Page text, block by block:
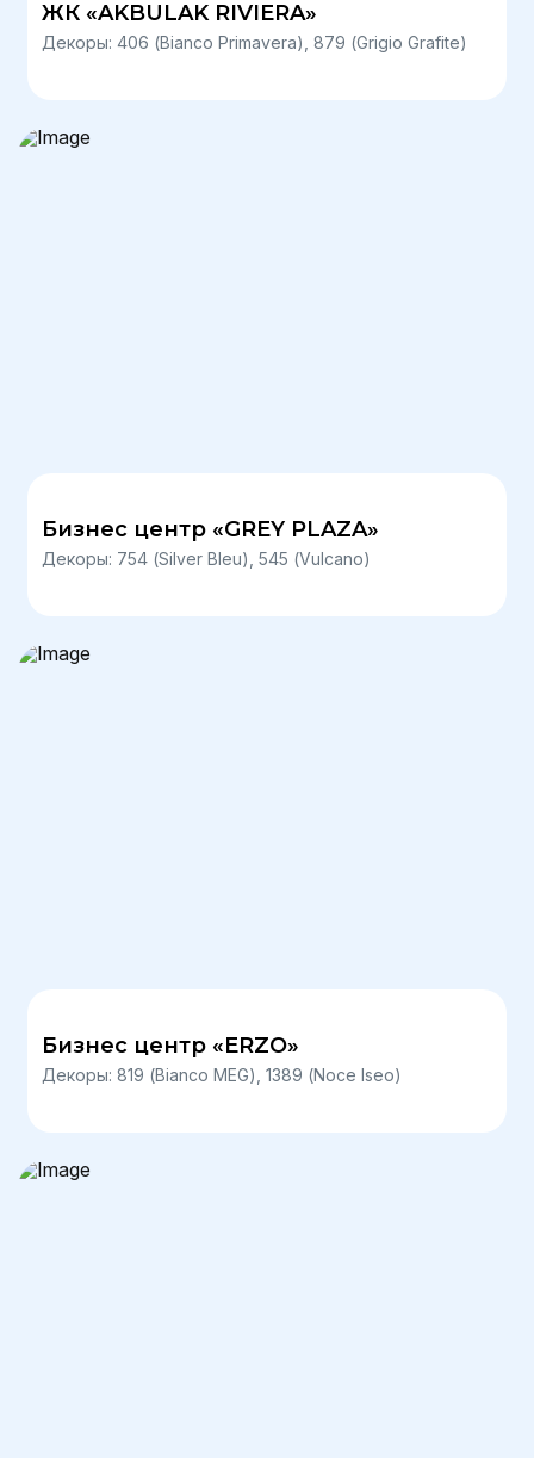
ЖК «AKBULAK RIVIERA»
Декоры: 406 (Bianco Primavera), 879 (Grigio Grafite)
Бизнес центр «GREY PLAZA»
Декоры: 754 (Silver Bleu), 545 (Vulcano)
Бизнес центр «ERZO»
Декоры: 819 (Bianco MEG), 1389 (Noce Iseo)